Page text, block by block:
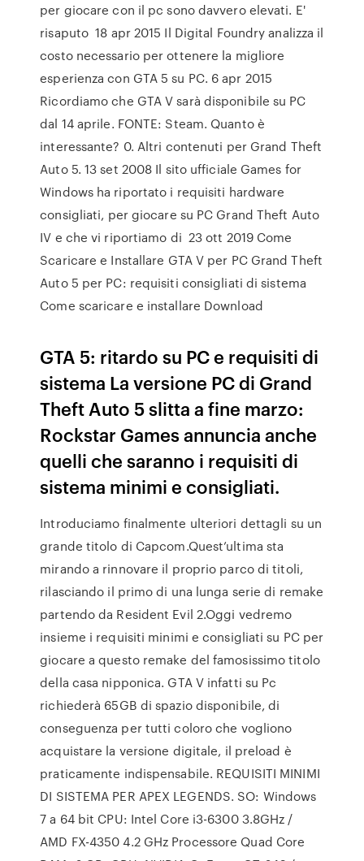
per giocare con il pc sono davvero elevati. E'
risaputo 18 apr 2015 Il Digital Foundry analizza il
costo necessario per ottenere la migliore
esperienza con GTA 5 su PC. 6 apr 2015
Ricordiamo che GTA V sarà disponibile su PC
dal 14 aprile. FONTE: Steam. Quanto è
interessante? 0. Altri contenuti per Grand Theft
Auto 5. 13 set 2008 Il sito ufficiale Games for
Windows ha riportato i requisiti hardware
consigliati, per giocare su PC Grand Theft Auto
IV e che vi riportiamo di 23 ott 2019 Come
Scaricare e Installare GTA V per PC Grand Theft
Auto 5 per PC: requisiti consigliati di sistema
Come scaricare e installare Download
GTA 5: ritardo su PC e requisiti di
sistema La versione PC di Grand
Theft Auto 5 slitta a fine marzo:
Rockstar Games annuncia anche
quelli che saranno i requisiti di
sistema minimi e consigliati.
Introduciamo finalmente ulteriori dettagli su un
grande titolo di Capcom.Quest’ultima sta
mirando a rinnovare il proprio parco di titoli,
rilasciando il primo di una lunga serie di remake
partendo da Resident Evil 2.Oggi vedremo
insieme i requisiti minimi e consigliati su PC per
giocare a questo remake del famosissimo titolo
della casa nipponica. GTA V infatti su Pc
richiederà 65GB di spazio disponibile, di
conseguenza per tutti coloro che vogliono
acquistare la versione digitale, il preload è
praticamente indispensabile. REQUISITI MINIMI
DI SISTEMA PER APEX LEGENDS. SO: Windows
7 a 64 bit CPU: Intel Core i3-6300 3.8GHz /
AMD FX-4350 4.2 GHz Processore Quad Core